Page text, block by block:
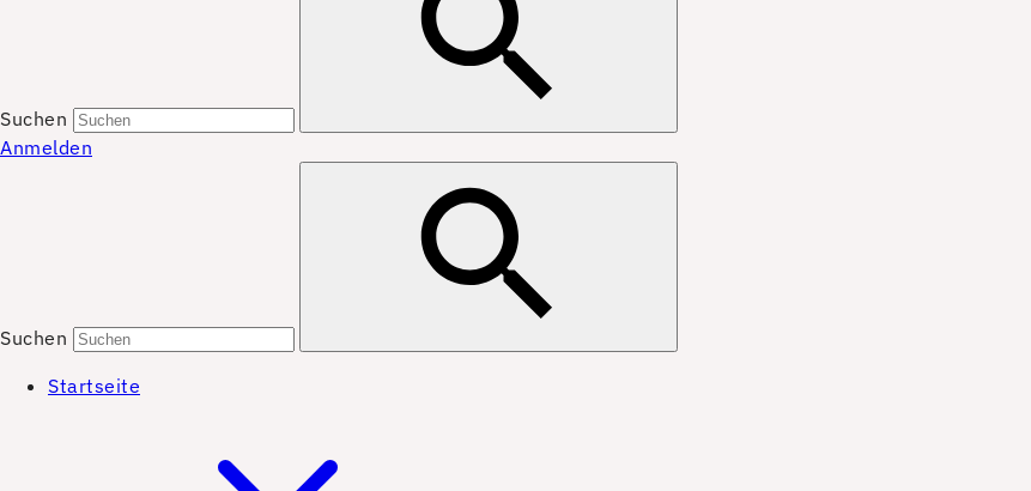
Suchen
Anmelden
Suchen
Startseite